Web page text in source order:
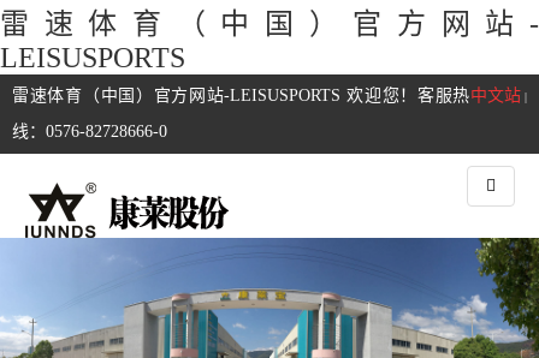
雷速体育（中国）官方网站-
LEISUSPORTS
中文站 |
雷速体育（中国）官方网站-LEISUSPORTS 欢迎您！客服热
线：0576-82728666-0